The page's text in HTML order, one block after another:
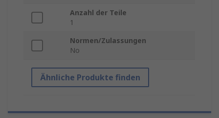
Anzahl der Teile
1
Normen/Zulassungen
No
Ähnliche Produkte finden